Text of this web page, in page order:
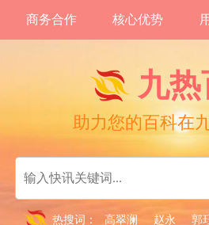
商务合作 核心优势
九
助力您的百科在
热搜词： 高翠澜 赵永 郭